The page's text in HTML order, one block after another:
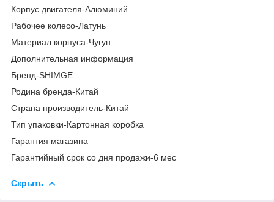
Корпус двигателя-Алюминий
Рабочее колесо-Латунь
Материал корпуса-Чугун
Дополнительная информация
Бренд-SHIMGE
Родина бренда-Китай
Страна производитель-Китай
Тип упаковки-Картонная коробка
Гарантия магазина
Гарантийный срок со дня продажи-6 мес
Скрыть